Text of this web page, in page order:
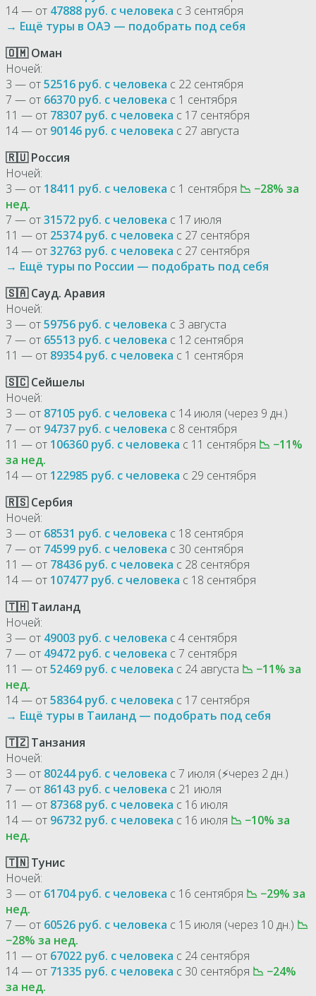
14 — от 47888 руб. с человека с 3 сентября
→ Ещё туры в ОАЭ — подобрать под себя
🇴🇲 Оман
Ночей:
3 — от52516 руб. с человека с 22 сентября
7 — от 66370 руб. с человека с 1 сентября
11 — от 78307 руб. с человека с 17 сентября
14 — от 90146 руб. с человека с 27 августа
🇷🇺 Россия
Ночей:
3 — от 18411 руб. с человека с 1 сентября 📉 −28% за
нед.
7 — от31572 руб. с человека с 17 июля
11 — от 25374 руб. с человека с 27 сентября
14 — от32763 руб. с человека с 27 сентября
→ Ещё туры по России — подобрать под себя
🇸🇦 Сауд. Аравия
Ночей:
3 — от59756 руб. с человека с 3 августа
7 — от 65513 руб. с человека с 12 сентября
11 — от 89354 руб. с человека с 1 сентября
🇸🇨 Сейшелы
Ночей:
3 — от 87105 руб. с человека с 14 июля (через 9 дн.)
7 — от 94737 руб. с человека с 8 сентября
11 — от 106360 руб. с человека с 11 сентября 📉 −11%
за нед.
14 — от 122985 руб. с человека с 29 сентября
🇷🇸 Сербия
Ночей:
3 — от 68531 руб. с человека с 18 сентября
7 — от 74599 руб. с человека с 30 сентября
11 — от 78436 руб. с человека с 28 сентября
14 — от 107477 руб. с человека с 18 сентября
🇹🇭 Таиланд
Ночей:
3 — от 49003 руб. с человека с 4 сентября
7 — от 49472 руб. с человека с 7 сентября
11 — от52469 руб. с человека с 24 августа 📉 −11% за
нед.
14 — от58364 руб. с человека с 17 сентября
→ Ещё туры в Таиланд — подобрать под себя
🇹🇿 Танзания
Ночей:
3 — от 80244 руб. с человека с 7 июля (⚡через 2 дн.)
7 — от 86143 руб. с человека с 21 июля
11 — от 87368 руб. с человека с 16 июля
14 — от 96732 руб. с человека с 16 июля 📉 −10% за
нед.
🇹🇳 Тунис
Ночей:
3 — от 61704 руб. с человека с 16 сентября 📉 −29% за
нед.
7 — от 60526 руб. с человека с 15 июля (через 10 дн.) 📉
−28% за нед.
11 — от 67022 руб. с человека с 24 сентября
14 — от 71335 руб. с человека с 30 сентября 📉 −24%
за нед.